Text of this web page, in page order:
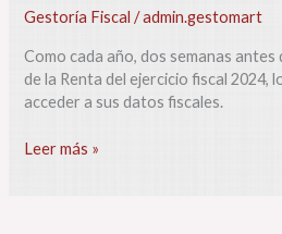
Gestoría Fiscal /admin.gestomart
Como cada año, dos semanas antes
de la Renta del ejercicio fiscal 2024,
acceder a sus datos fiscales.
los
datos
fiscales
laLeer más »